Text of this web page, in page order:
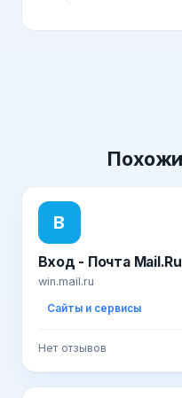
В
Вход - Почта Mail.Ru
win.mail.ru
Сайты и сервисы
Нет отзывов